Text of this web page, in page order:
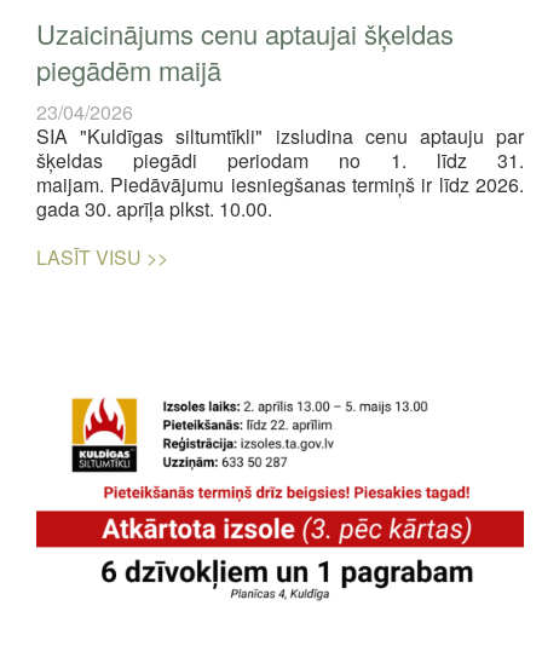
Uzaicinājums cenu aptaujai šķeldas
piegādēm maijā
23/04/2026
SIA "Kuldīgas siltumtīkli" izsludina cenu aptauju par
šķeldas piegādi periodam no 1. līdz 31.
maijam. Piedāvājumu iesniegšanas termiņš ir līdz 2026.
gada 30. aprīļa plkst. 10.00.
LASĪT VISU >>